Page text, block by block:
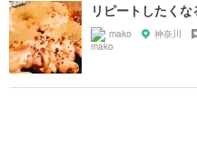
リピートしたく
mako 神奈川